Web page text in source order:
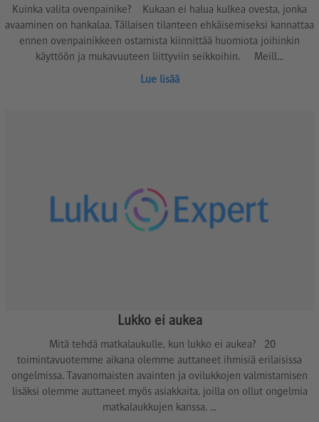
Kuinka valita ovenpainike? Kukaan ei halua kulkea ovesta, jonka
avaaminen on hankalaa. Tällaisen tilanteen ehkäisemiseksi kannattaa
ennen ovenpainikkeen ostamista kiinnittää huomiota joihinkin
käyttöön ja mukavuuteen liittyviin seikkoihin. Meill...
Lue lisää
Lukko ei aukea
Mitä tehdä matkalaukulle, kun lukko ei aukea? 20
toimintavuotemme aikana olemme auttaneet ihmisiä erilaisissa
ongelmissa. Tavanomaisten avainten ja ovilukkojen valmistamisen
lisäksi olemme auttaneet myös asiakkaita, joilla on ollut ongelmia
matkalaukkujen kanssa. ...